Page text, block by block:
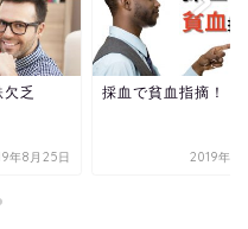
乏
年8月25日
採血で貧血指摘！
2019年10